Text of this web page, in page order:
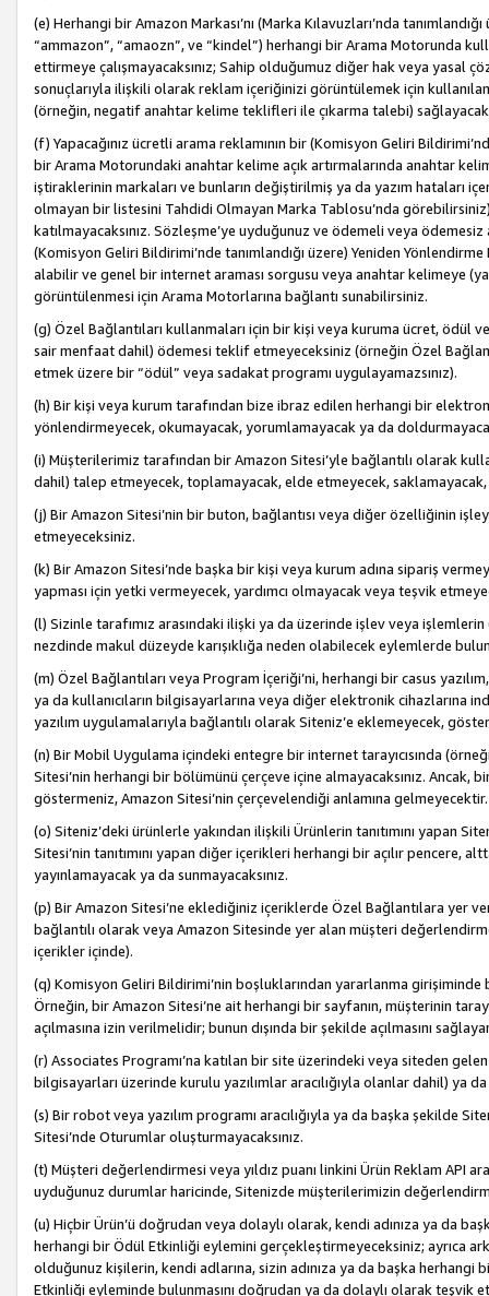
(e) Herhangi bir Amazon Markası’nı (Marka Kılavuzları’nda
“ammazon”, “amaozn”, ve “kindel”) herhangi bir Arama Motorunda
ettirmeye çalışmayacaksınız; Sahip olduğumuz diğer hak veya yasal
sonuçlarıyla ilişkili olarak reklam içeriğinizi görüntülemek için
(örneğin, negatif anahtar kelime teklifleri ile çıkarma talebi)
(f) Yapacağınız ücretli arama reklamının bir (Komisyon Geliri
bir Arama Motorundaki anahtar kelime açık artırmalarında anahtar
iştiraklerinin markaları ve bunların değiştirilmiş ya da yazım hataları
olmayan bir listesini Tahdidi Olmayan Marka Tablosu’nda
katılmayacaksınız. Sözleşme’ye uyduğunuz ve ödemeli veya
(Komisyon Geliri Bildirimi’nde tanımlandığı üzere) Yeniden
alabilir ve genel bir internet araması sorgusu veya anahtar kelimeye
görüntülenmesi için Arama Motorlarına bağlantı sunabilirsiniz.
(g) Özel Bağlantıları kullanmaları için bir kişi veya kuruma ücret, ödül
sair menfaat dahil) ödemesi teklif etmeyeceksiniz (örneğin Özel
etmek üzere bir “ödül” veya sadakat programı uygulayamazsınız).
(h) Bir kişi veya kurum tarafından bize ibraz edilen herhangi bir
yönlendirmeyecek, okumayacak, yorumlamayacak ya da
(i) Müşterilerimiz tarafından bir Amazon Sitesi’yle bağlantılı olarak
dahil) talep etmeyecek, toplamayacak, elde etmeyecek,
(j) Bir Amazon Sitesi’nin bir buton, bağlantısı veya diğer özelliğinin
etmeyeceksiniz.
(k) Bir Amazon Sitesi’nde başka bir kişi veya kurum adına sipariş
yapması için yetki vermeyecek, yardımcı olmayacak veya teşvik
(l) Sizinle tarafımız arasındaki ilişki ya da üzerinde işlev veya
nezdinde makul düzeyde karışıklığa neden olabilecek eylemlerde
(m) Özel Bağlantıları veya Program İçeriği’ni, herhangi bir casus
ya da kullanıcıların bilgisayarlarına veya diğer elektronik
yazılım uygulamalarıyla bağlantılı olarak Siteniz’e eklemeyecek,
(n) Bir Mobil Uygulama içindeki entegre bir internet tarayıcısında
Sitesi’nin herhangi bir bölümünü çerçeve içine almayacaksınız. Ancak,
göstermeniz, Amazon Sitesi’nin çerçevelendiği anlamına gelmeyecektir.
(o) Siteniz’deki ürünlerle yakından ilişkili Ürünlerin tanıtımını yapan
Sitesi’nin tanıtımını yapan diğer içerikleri herhangi bir açılır pencere,
yayınlamayacak ya da sunmayacaksınız.
(p) Bir Amazon Sitesi’ne eklediğiniz içeriklerde Özel Bağlantılara yer
bağlantılı olarak veya Amazon Sitesinde yer alan müşteri
içerikler içinde).
(q) Komisyon Geliri Bildirimi’nin boşluklarından yararlanma
Örneğin, bir Amazon Sitesi’ne ait herhangi bir sayfanın, müşterinin
açılmasına izin verilmelidir; bunun dışında bir şekilde açılmasını
(r) Associates Programı’na katılan bir site üzerindeki veya siteden
bilgisayarları üzerinde kurulu yazılımlar aracılığıyla olanlar dahil) ya
(s) Bir robot veya yazılım programı aracılığıyla ya da başka şekilde
Sitesi’nde Oturumlar oluşturmayacaksınız.
(t) Müşteri değerlendirmesi veya yıldız puanı linkini Ürün Reklam API
uyduğunuz durumlar haricinde, Sitenizde müşterilerimizin
(u) Hiçbir Ürün’ü doğrudan veya dolaylı olarak, kendi adınıza ya da
herhangi bir Ödül Etkinliği eylemini gerçekleştirmeyeceksiniz; ayrıca
olduğunuz kişilerin, kendi adlarına, sizin adınıza ya da başka herhangi
Etkinliği eyleminde bulunmasını doğrudan ya da dolaylı olarak teşvik